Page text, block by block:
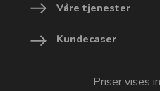
Våre tjenester
Kundecaser
Priser vises